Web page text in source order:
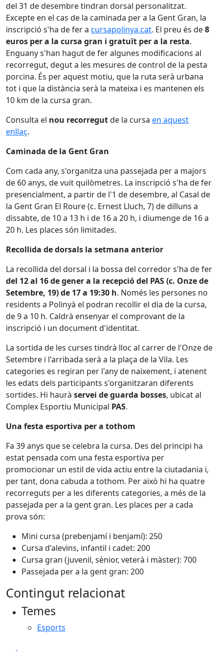
del 31 de desembre tindran dorsal personalitzat.
Excepte en el cas de la caminada per a la Gent Gran, la
inscripció s'ha de fer a cursapolinya.cat. El preu és de8
euros per a la cursa gran i gratuït per a la resta.
Enguany s'han hagut de fer algunes modificacions al
recorregut, degut a les mesures de control de la pesta
porcina. És per aquest motiu, que la ruta serà urbana
tot i que la distància serà la mateixa i es mantenen els
10 km de la cursa gran.
Consulta el nou recorregutde la cursa en aquest
enllaç.
Caminada de la Gent Gran
Com cada any, s'organitza una passejada per a majors
de 60 anys, de vuit quilòmetres. La inscripció s'ha de fer
presencialment, a partir de l'1 de desembre, al Casal de
la Gent Gran El Roure (c. Ernest Lluch, 7) de dilluns a
dissabte, de 10 a 13 h i de 16 a 20 h, i diumenge de 16 a
20 h. Les places són limitades.
Recollida de dorsals la setmana anterior
La recollida del dorsal i la bossa del corredor s'ha de fer
del 12 al 16 de gener a la recepció del PAS (c. Onze de
Setembre, 19) de 17 a 19:30 h. Només les persones no
residents a Polinyà el podran recollir el dia de la cursa,
de 9 a 10 h. Caldrà ensenyar el comprovant de la
inscripció i un document d'identitat.
La sortida de les curses tindrà lloc al carrer de l'Onze de
Setembre i l'arribada serà a la plaça de la Vila. Les
categories es regiran per l'any de naixement, i atenent
les edats dels participants s'organitzaran diferents
sortides. Hi haurà servei de guarda bosses, ubicat al
Complex Esportiu Municipal PAS.
Una festa esportiva per a tothom
Fa 39 anys que se celebra la cursa. Des del principi ha
estat pensada com una festa esportiva per
promocionar un estil de vida actiu entre la ciutadania i,
per tant, dona cabuda a tothom. Per això hi ha quatre
recorreguts per a les diferents categories, a més de la
passejada per a la gent gran. Les places per a cada
prova són:
Mini cursa (prebenjamí i benjamí): 250
Cursa d'alevins, infantil i cadet: 200
Cursa gran (juvenil, sènior, veterà i màster): 700
Passejada per a la gent gran: 200
Contingut relacionat
Temes
Esports